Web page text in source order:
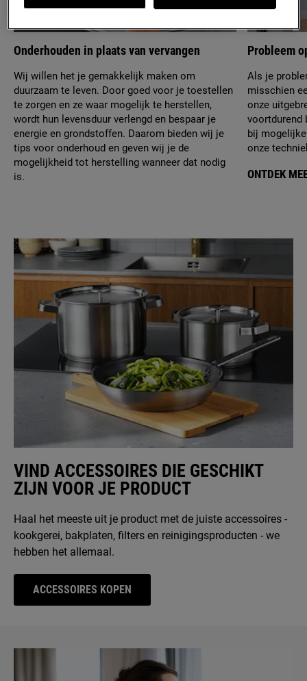
Onderhouden in plaats van vervangen
Wij willen het je gemakkelijk maken om
duurzaam te leven. Door goed voor je toestellen
te zorgen en ze waar mogelijk te herstellen,
wordt hun levensduur verlengd en bespaar je
energie en grondstoffen. Daarom bieden wij je
tips voor onderhoud en geven wij je de
mogelijkheid tot herstelling wanneer dat nodig
is.
Probleem
Als je
misschien
onze
voortdurend
bij
onze
ONTDEK
VIND ACCESSOIRES DIE GESCHIKT
ZIJN VOOR JE PRODUCT
Haal het meeste uit je product met de juiste accessoires -
kookgerei, bakplaten, filters en reinigingsproducten - we
hebben het allemaal.
ACCESSOIRES KOPEN